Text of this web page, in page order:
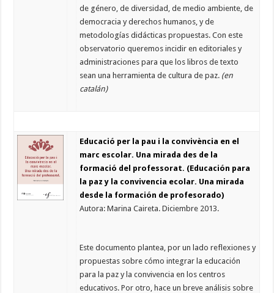
de género, de diversidad, de medio ambiente, de
democracia y derechos humanos, y de
metodologías didácticas propuestas. Con este
observatorio queremos incidir en editoriales y
administraciones para que los libros de texto
sean una herramienta de cultura de paz. (en
catalán)
Educació per la pau i la convivència en el
marc escolar. Una mirada des de la
formació del professorat. (Educación para
la paz y la convivencia ecolar. Una mirada
desde la formación de profesorado)
Autora: Marina Caireta. Diciembre 2013.
Este documento plantea, por un lado reflexiones y
propuestas sobre cómo integrar la educación
para la paz y la convivencia en los centros
educativos. Por otro, hace un breve análisis sobre